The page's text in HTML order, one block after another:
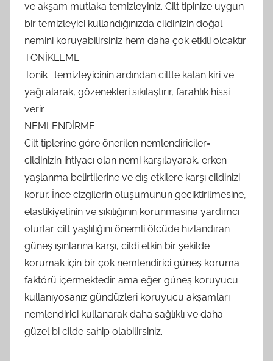
ve akşam mutlaka temizleyiniz. Cilt tipinize uygun
bir temizleyici kullandığınızda cildinizin doğal
nemini koruyabilirsiniz hem daha çok etkili olcaktır.
TONİKLEME
Tonik= temizleyicinin ardından ciltte kalan kiri ve
yağı alarak, gözenekleri sıkılaştırır, farahlık hissi
verir.
NEMLENDİRME
Cilt tiplerine göre önerilen nemlendiriciler=
cildinizin ihtiyacı olan nemi karşılayarak, erken
yaşlanma belirtilerine ve dış etkilere karşı cildinizi
korur. İnce cizgilerin oluşumunun geciktirilmesine,
elastikiyetinin ve sıkılığının korunmasına yardımcı
olurlar. cilt yaşlılığını önemli ölcüde hızlandıran
güneş ışınlarına karşı, cildi etkin bir şekilde
korumak için bir çok nemlendirici güneş koruma
faktörü içermektedir. ama eğer güneş koruyucu
kullanıyosanız gündüzleri koruyucu akşamları
nemlendirici kullanarak daha sağlıklı ve daha
güzel bi cilde sahip olabilirsiniz.